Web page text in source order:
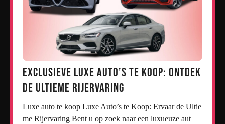
Exclusieve Luxe Auto’s te Koop: Ontdek
de Ultieme Rijervaring
Luxe auto te koop Luxe Auto’s te Koop: Ervaar de Ultie
me Rijervaring Bent u op zoek naar een luxueuze aut